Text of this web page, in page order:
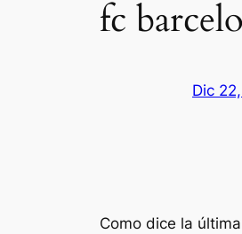
fc
Dic
Como dice la